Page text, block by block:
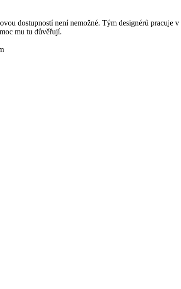
dostupností není nemožné. Tým designérů
mu tu důvěřují.